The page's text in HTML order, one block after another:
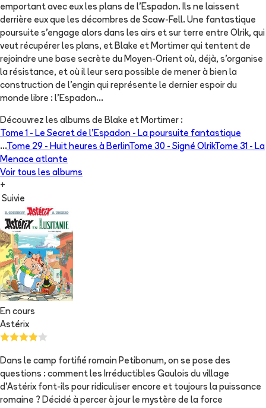
emportant avec eux les plans de l'Espadon. Ils ne laissent
derrière eux que les décombres de Scaw-Fell. Une fantastique
poursuite s'engage alors dans les airs et sur terre entre Olrik, qui
veut récupérer les plans, et Blake et Mortimer qui tentent de
rejoindre une base secrète du Moyen-Orient où, déjà, s'organise
la résistance, et où il leur sera possible de mener à bien la
construction de l'engin qui représente le dernier espoir du
monde libre : l'Espadon...
Découvrez les albums de Blake et Mortimer :
Tome 1 - Le Secret de l'Espadon - La poursuite fantastique
...Tome 29 - Huit heures à BerlinTome 30 - Signé OlrikTome 31 - La
Menace atlante
Voir tous les albums
+
Suivie
En cours
Astérix
Dans le camp fortifié romain Petibonum, on se pose des
questions : comment les Irréductibles Gaulois du village
d’Astérix font-ils pour ridiculiser encore et toujours la puissance
romaine ? Décidé à percer à jour le mystère de la force